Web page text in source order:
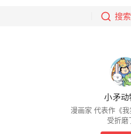
搜索
小矛动
漫画家 代表作《
受折磨